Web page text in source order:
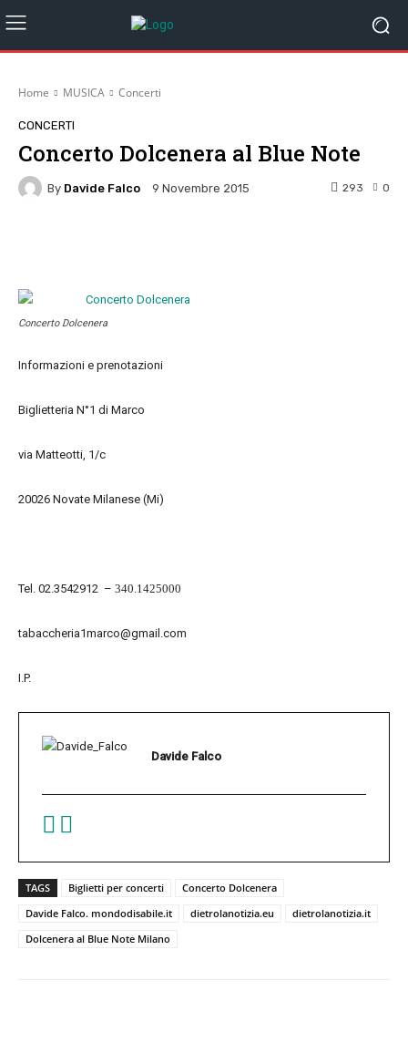
Home MUSICA Concerti
CONCERTI
Concerto Dolcenera al Blue Note
By Davide Falco 9 Novembre 2015 0
293
Concerto Dolcenera
Informazioni e prenotazioni
Biglietteria N°1 di Marco
via Matteotti, 1/c
20026 Novate Milanese (Mi)
Tel. 02.3542912 – 340.1425000
tabaccheria1marco@gmail.com
I.P.
Davide Falco
TAGS Biglietti per concerti
Concerto Dolcenera
Davide Falco. mondodisabile.it
dietrolanotizia.eu
dietrolanotizia.it
Dolcenera al Blue Note Milano